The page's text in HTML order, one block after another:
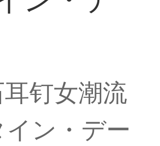
钉女潮流
ン・デー